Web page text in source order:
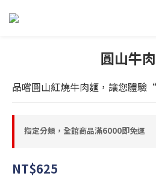
圓山牛
品嚐圓山紅燒牛肉麵，讓您體
指定分類，全館商品滿6000即免運
NT$625